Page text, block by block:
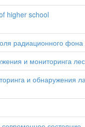
higher school
радиационного
и мониторинга
и обнаружения